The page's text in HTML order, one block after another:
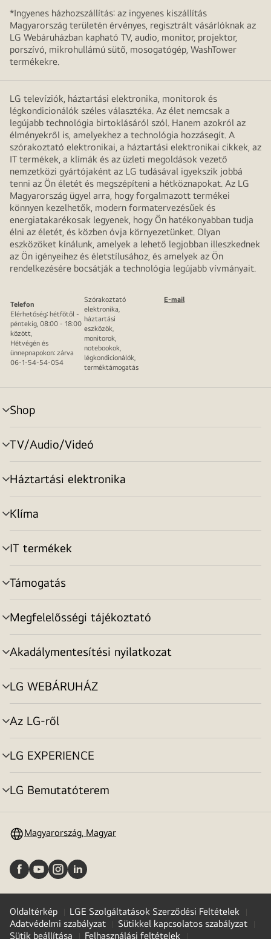
*Ingyenes házhozszállítás: az ingyenes kiszállítás
Magyarország területén érvényes, regisztrált vásárlóknak az
LG Webáruházban kapható TV, audio, monitor, projektor,
porszívó, mikrohullámú sütő, mosogatógép, WashTower
termékekre.
LG televíziók, háztartási elektronika, monitorok és
légkondicionálók széles választéka. Az élet nemcsak a
legújabb technológia birtoklásáról szól. Hanem azokról az
élményekről is, amelyekhez a technológia hozzásegít. A
szórakoztató elektronikai, a háztartási elektronikai cikkek, az
IT termékek, a klímák és az üzleti megoldások vezető
nemzetközi gyártójaként az LG tudásával igyekszik jobbá
tenni az Ön életét és megszépíteni a hétköznapokat. Az LG
Magyarország ügyel arra, hogy forgalmazott termékei
könnyen kezelhetők, modern formatervezésűek és
energiatakarékosak legyenek, hogy Ön hatékonyabban tudja
élni az életét, és közben óvja környezetünket. Olyan
eszközöket kínálunk, amelyek a lehető legjobban illeszkednek
az Ön igényeihez és életstílusához, és amelyek az Ön
rendelkezésére bocsátják a technológia legújabb vívmányait.
Telefon
Elérhetőség: hétfőtől -
péntekig, 08:00 - 18:00
között,
Hétvégén és
ünnepnapokon: zárva
06-1-54-54-054
Szórakoztató
elektronika,
háztartási
eszközök,
monitorok,
notebookok,
légkondicionálók,
terméktámogatás
E-mail
Shop
menu
toggle
TV/Audio/Videó
menu
toggle
Háztartási elektronika
menu
toggle
Klíma
menu
toggle
IT termékek
menu
toggle
Támogatás
menu
toggle
Megfelelősségi tájékoztató
menu
toggle
Akadálymentesítési nyilatkozat
menu
toggle
LG WEBÁRUHÁZ
menu
toggle
Az LG-ről
menu
toggle
LG EXPERIENCE
menu
toggle
LG Bemutatóterem
menu
Magyarország, Magyar
Oldaltérkép
LGE Szolgáltatások Szerződési Feltételek
Adatvédelmi szabályzat
Sütikkel kapcsolatos szabályzat
Sütik beállítása
Felhasználási feltételek